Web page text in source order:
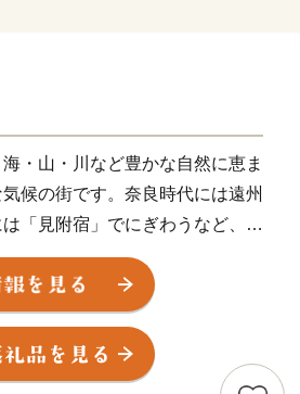
・山・川など豊かな自然に恵ま
候の街です。奈良時代には遠州
「見附宿」でにぎわうなど、古
きました。また、Jリーグ「ジ
ヴズ（ラグビー）」の本拠地で
に知られています。